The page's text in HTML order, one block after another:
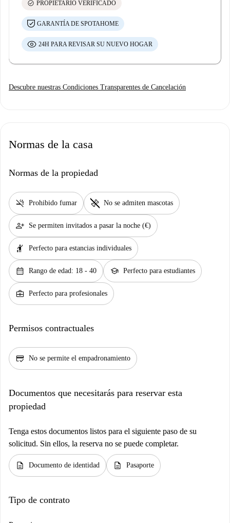
check_circle PROPIETARIO VERIFICADO
GARANTÍA DE SPOTAHOME
24H PARA REVISAR SU NUEVO HOGAR
Descubre nuestras Condiciones Transparentes de Cancelación
Normas de la casa
Normas de la propiedad
smoke_free Prohibido fumar pet_supplies No se admiten mascotas
person_add Se permiten invitados a pasar la noche (€)
hail Perfecto para estancias individuales
calendar_month Rango de edad: 18 - 40 school Perfecto para estudiantes
business_center Perfecto para profesionales
Permisos contractuales
credit_score No se permite el empadronamiento
Documentos que necesitarás para reservar esta
propiedad
Tenga estos documentos listos para el siguiente paso de su
solicitud. Sin ellos, la reserva no se puede completar.
description Documento de identidad description Pasaporte
Tipo de contrato